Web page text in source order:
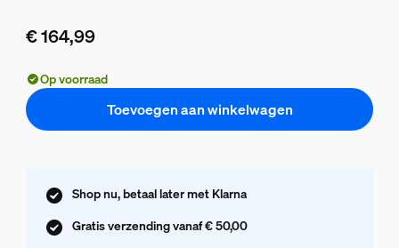
€ 164,99
Op voorraad
Toevoegen aan winkelwagen
Shop nu, betaal later met Klarna
Gratis verzending vanaf € 50,00